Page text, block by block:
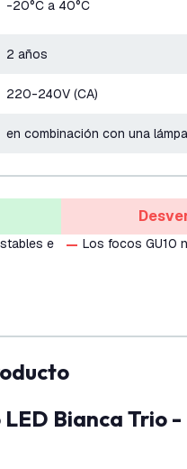
-20°C a 40°C
2 años
220-240V (CA)
en combinación con una
e
Los focos GU10